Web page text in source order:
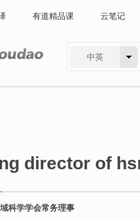
有道精品课 云笔记
中英
director of
科学学会常务理事